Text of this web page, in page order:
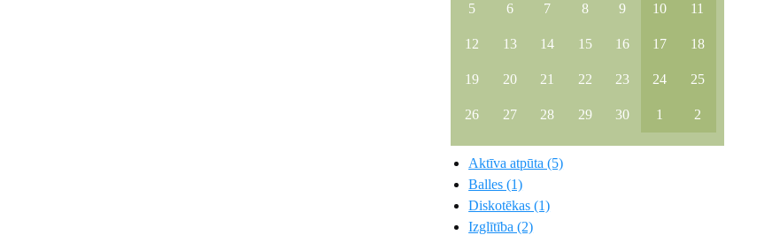
5 6 7 8 9 10 11
12 13 14 15 16 17 18
19 20 21 22 23 24 25
26 27 28 29 30 1 2
Aktīva atpūta (5)
Balles (1)
Diskotēkas (1)
Izglītība (2)